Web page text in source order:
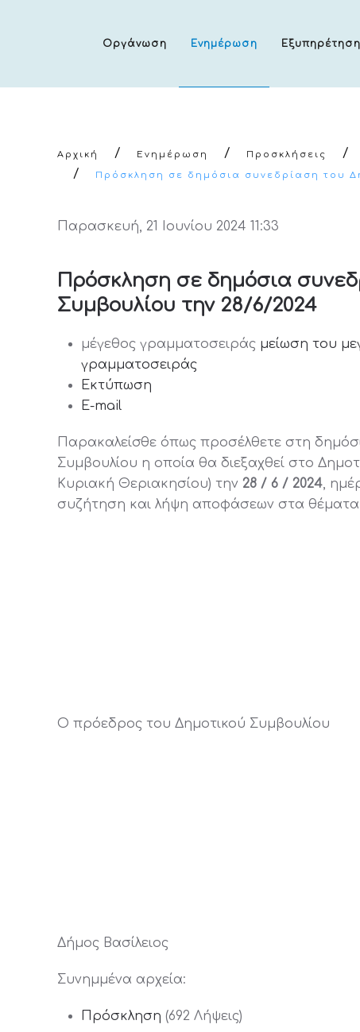
Οργάνωση Ενημέρωση Εξυπηρέτηση
Αρχική Ενημέρωση Προσκλήσεις
Πρόσκληση σε δημόσια συνεδρίαση του
Παρασκευή, 21 Ιουνίου 2024 11:33
Πρόσκληση σε δημόσια
Συμβουλίου την 28/6/2024
μέγεθος γραμματοσειράς μείωση του
γραμματοσειράς
Εκτύπωση
E-mail
Παρακαλείσθε όπως προσέλθετε στη
Συμβουλίου η οποία θα διεξαχθεί στο
Κυριακή Θεριακησίου) την 28 / 6 / 2024,
συζήτηση και λήψη αποφάσεων στα θέματα
Ο πρόεδρος του Δημοτικού Συμβουλίου
Δήμος Βασίλειος
Συνημμένα αρχεία:
Πρόσκληση (692 Λήψεις)